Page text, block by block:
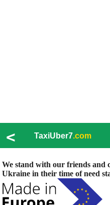
< TaxiUber7.com
We stand with our friends and
Ukraine in their time of need